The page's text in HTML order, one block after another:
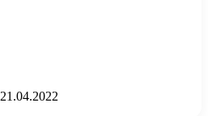
21.04.2022